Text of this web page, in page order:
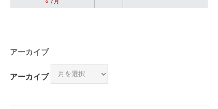
アーカイブ
アーカイブ